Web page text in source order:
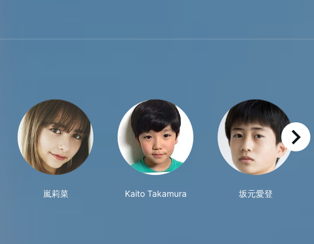
嵐莉菜 Kaito Takamura 坂元愛登
right